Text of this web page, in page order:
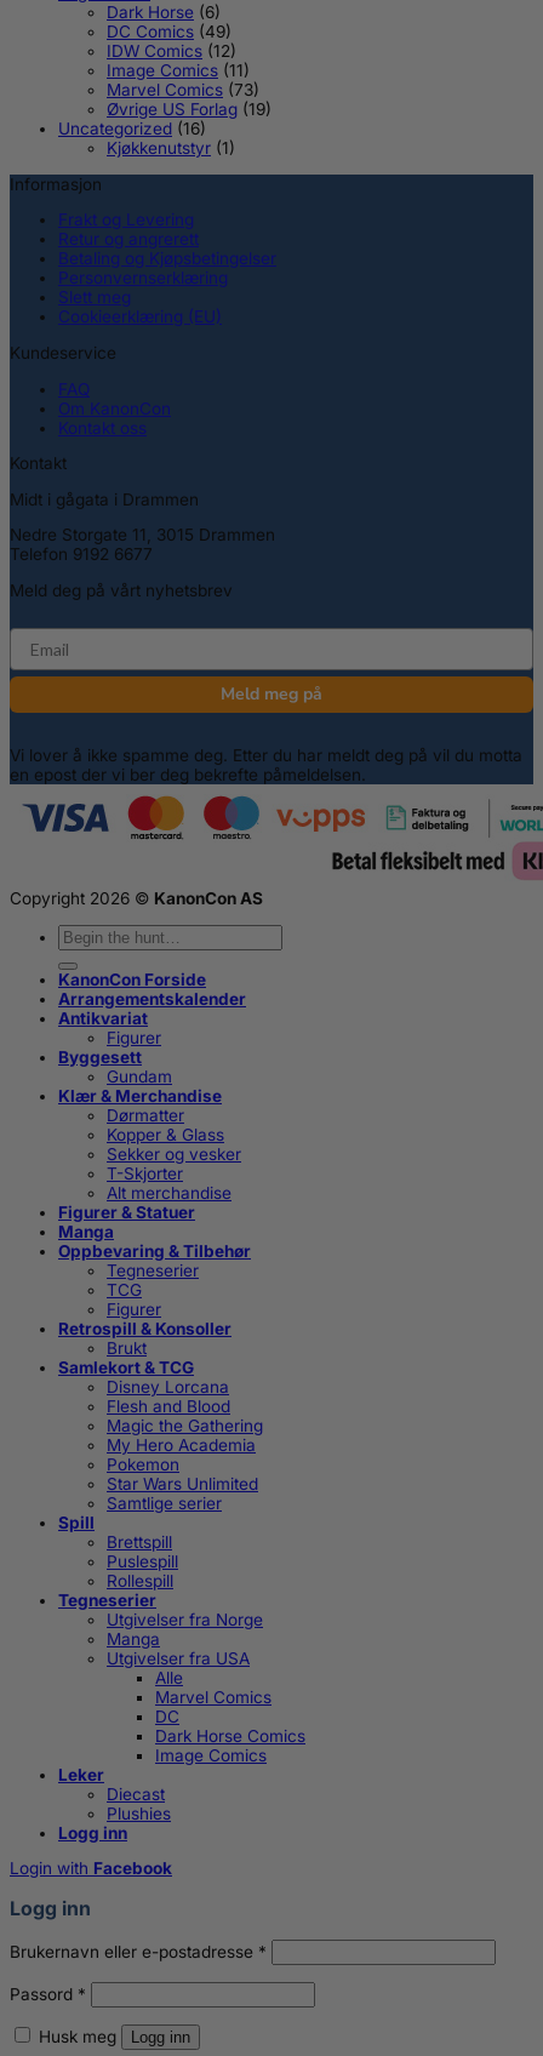
Dark Horse (6)
DC Comics (49)
IDW Comics (12)
Image Comics (11)
Marvel Comics (73)
Øvrige US Forlag (19)
Uncategorized (16)
Kjøkkenutstyr (1)
Informasjon
Frakt og Levering
Retur og angrerett
Betaling og Kjøpsbetingelser
Personvernserklæring
Slett meg
Cookieerklæring (EU)
Kundeservice
FAQ
Om KanonCon
Kontakt oss
Kontakt
Midt i gågata i Drammen
Nedre Storgate 11, 3015 Drammen
Telefon 9192 6677
Meld deg på vårt nyhetsbrev
email
Meld meg på
Vi lover å ikke spamme deg. Etter du har meldt deg på vil du motta
en epost der vi ber deg bekrefte påmeldelsen.
Copyright 2026 © KanonCon AS
Søk
etter:
KanonCon Forside
Arrangementskalender
Antikvariat
Figurer
Byggesett
Gundam
Klær & Merchandise
Dørmatter
Kopper & Glass
Sekker og vesker
T-Skjorter
Alt merchandise
Figurer & Statuer
Manga
Oppbevaring & Tilbehør
Tegneserier
TCG
Figurer
Retrospill & Konsoller
Brukt
Samlekort & TCG
Disney Lorcana
Flesh and Blood
Magic the Gathering
My Hero Academia
Pokemon
Star Wars Unlimited
Samtlige serier
Spill
Brettspill
Puslespill
Rollespill
Tegneserier
Utgivelser fra Norge
Manga
Utgivelser fra USA
Alle
Marvel Comics
DC
Dark Horse Comics
Image Comics
Leker
Diecast
Plushies
Logg inn
Login with Facebook
Logg inn
Brukernavn eller e-postadresse *
Passord *
Husk meg Logg inn